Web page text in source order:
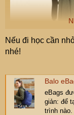
E mua cái balo
giúp em có cái
Nếu đi học cần
nhé!
Balo
eBags
giản: để
trình